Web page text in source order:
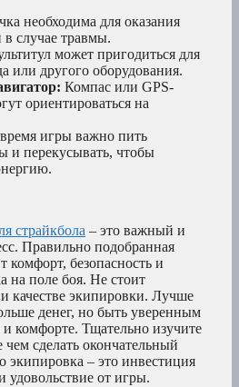
необходима для оказания
случае травмы.
может пригодиться для
или другого оборудования.
Компас или GPS-
ориентироваться на
игры важно пить
и перекусывать, чтобы
страйкбола – это важный и
Правильно подобранная
комфорт, безопасность и
на поле боя. Не стоит
качестве экипировки. Лучше
денег, но быть уверенным
и комфорте. Тщательно изучите
сделать окончательный
экипировка – это инвестиция
удовольствие от игры.